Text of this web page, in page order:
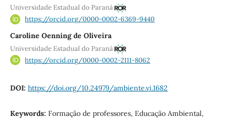
Universidade Estadual do Paraná
https://orcid.org/0000-0002-6369-9440
Caroline Oenning de Oliveira
Universidade Estadual do Paraná
https://orcid.org/0000-0002-2111-8062
DOI: https://doi.org/10.24979/ambiente.vi.1682
Keywords: Formação de professores, Educação Ambiental,